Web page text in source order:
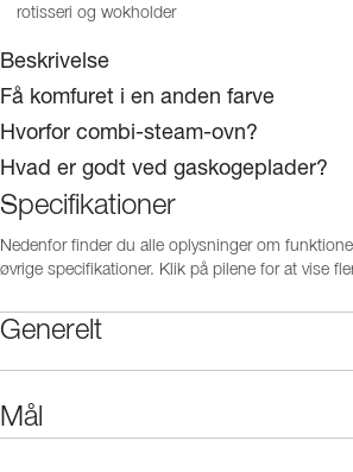
rotisseri og wokholder
Beskrivelse
Få komfuret i en anden farve
Hvorfor combi-steam-ovn?
Hvad er godt ved gaskogeplader?
Specifikationer
Nedenfor finder du alle oplysninger om
øvrige specifikationer. Klik på pilene for at vise
Generelt
Mål